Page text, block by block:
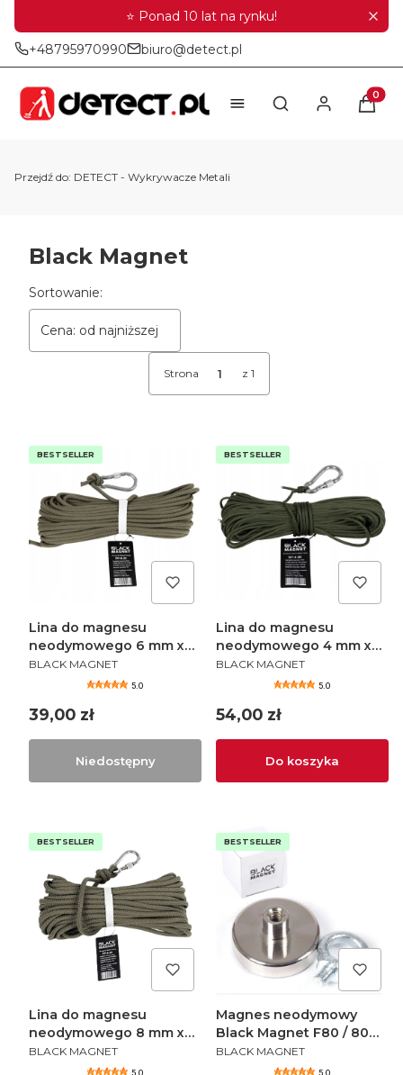
⭐ Ponad 10 lat na rynku!
+48795970990 biuro@detect.pl
Otwórz
Przejdź do: DETECT - Wykrywacze Metali
Black Magnet
Lista produktów
Sortowanie:
Cena: od najniższej
Strona z 1
BESTSELLER
Lina do magnesu
neodymowego 6 mm x
20 m
PRODUCENT
BLACK MAGNET
5.0
Cena
39,00 zł
Niedostępny
BESTSELLER
Lina do magnesu
neodymowego 4 mm x
30 m
PRODUCENT
BLACK MAGNET
5.0
Cena
54,00 zł
Do koszyka
BESTSELLER
Lina do magnesu
neodymowego 8 mm x
20 m
PRODUCENT
BLACK MAGNET
5.0
BESTSELLER
Magnes neodymowy
Black Magnet F80 / 80
kg
PRODUCENT
BLACK MAGNET
5.0